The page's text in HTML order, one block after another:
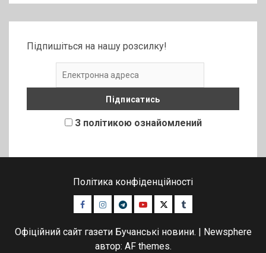
Підпишіться на нашу розсилку!
З політикою ознайомлений
Політика конфіденційності
Facebook
Instagram
TelegramYoutubeTwitterTumblr
Офіційний сайт газети Бучанські новини. | Newsphere
автор: AF themes.